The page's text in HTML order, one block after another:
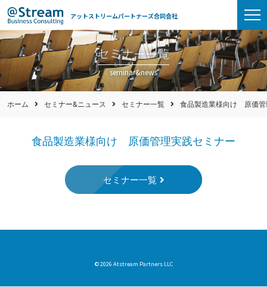
アットストリームパートナーズ合同会社
セミナー一覧
seminar&news
ホーム セミナー&ニュース セミナー一覧 食品製造業様向け 原価管
食品製造業様向け 原価管理実践セミナー
セミナー一覧
© 2026 Atstream Partners LLC